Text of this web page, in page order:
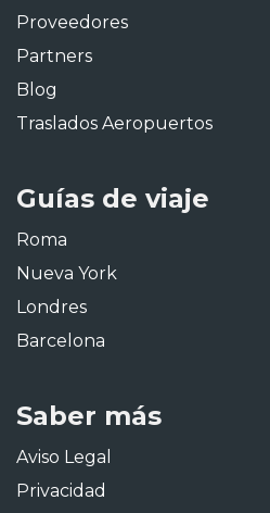
Proveedores
Partners
Blog
Traslados Aeropuertos
Guías de viaje
Roma
Nueva York
Londres
Barcelona
Saber más
Aviso Legal
Privacidad